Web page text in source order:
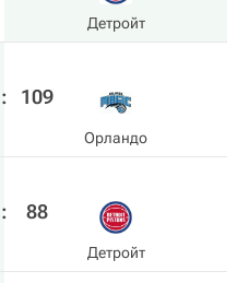
Детройт
: 109
Орландо
: 88
Детройт